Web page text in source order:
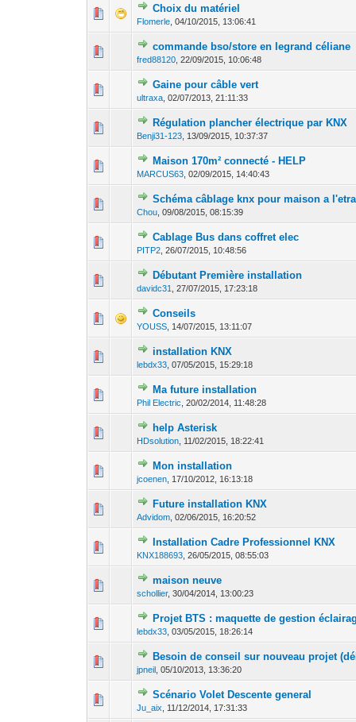
Choix du matériel
Flomerle ,04/10/2015, 13:06:41
commande bso/store en legrand céliane
fred88120 ,22/09/2015, 10:06:48
0 Votes - 0 sur 51
Gaine pour câble vert
ultraxa ,02/07/2013, 21:11:33
Régulation plancher électrique par KNX
Benji31-123 13/09/2015, 10:37:37
0 Votes - 0 sur 51
Maison 170m² connecté - HELP
MARCUS63 ,02/09/2015, 14:40:43
0 Votes - 0 sur 5
Schéma câblage knx pour maison a
Chou ,09/08/2015, 08:15:39
0 Votes - 0 sur 512
Cablage Bus dans coffret elec
PITP2 ,26/07/2015, 10:48:56
0 Votes - 0 sur 5
Débutant Première installation
davidc31 ,27/07/2015, 17:23:18
0 Votes - 0 sur 5
Conseils
YOUSS 14/07/2015, 13:11:07
installation KNX
lebdx33 ,07/05/2015, 15:29:18
Ma future installation
Phil Electric ,20/02/2014, 11:48:28
help Asterisk
HDsolution 11/02/2015, 18:22:41
Mon installation
jcoenen 17/10/2012, 16:13:18
Future installation KNX
Advidom ,02/06/2015, 16:20:52
Installation Cadre Professionnel KNX
KNX188693 ,26/05/2015, 08:55:03
0 Votes - 0 sur 5
maison neuve
schollier,30/04/2014, 13:00:23
Projet BTS : maquette de gestion
lebdx33 ,03/05/2015, 18:26:14
0 Votes - 0 sur 512
Besoin de conseil sur nouveau projet
jpneil ,05/10/2013, 13:36:20
0 Votes - 0 sur 5
12
Scénario Volet Descente general
Ju_aix 11/12/2014, 17:31:33
0 Votes - 0 sur 5